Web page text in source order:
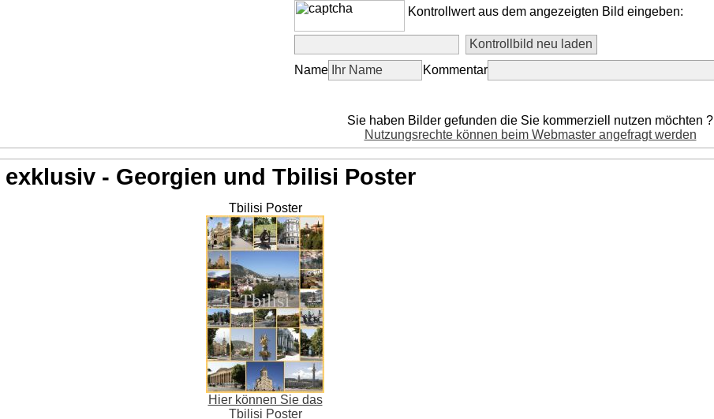
Kontrollwert aus dem angezeigten Bild eingeben:
Name Kommentar
Sie haben Bilder gefunden die Sie kommerziell nutzen möchten ?
Nutzungsrechte können beim Webmaster angefragt werden
exklusiv - Georgien und Tbilisi Poster
Tbilisi Poster
Hier können Sie das
Tbilisi Poster